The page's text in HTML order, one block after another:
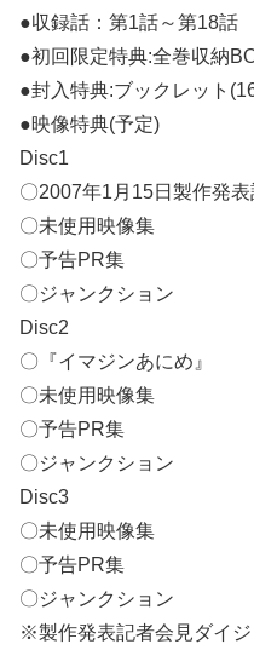
●収録話：第1話～第18話
●初回限定特典:全巻収納
●封入特典:ブックレット
●映像特典(予定)
Disc1
〇2007年1月15日製作発
〇未使用映像集
〇予告PR集
〇ジャンクション
Disc2
〇『イマジンあにめ』
〇未使用映像集
〇予告PR集
〇ジャンクション
Disc3
〇未使用映像集
〇予告PR集
〇ジャンクション
※製作発表記者会見ダイ